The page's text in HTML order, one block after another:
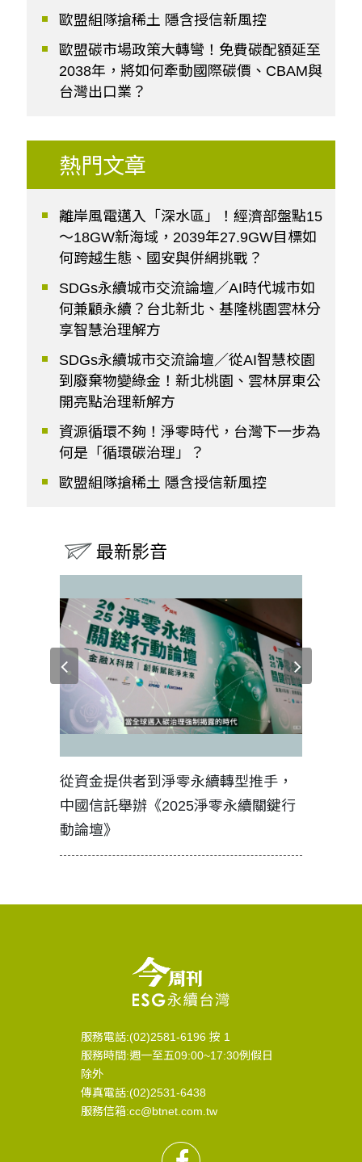
歐盟組隊搶稀土 隱含授信新風控
歐盟碳市場政策大轉彎！免費碳配額延至
2038年，將如何牽動國際碳價、CBAM與
台灣出口業？
熱門文章
離岸風電邁入「深水區」！經濟部盤點15
～18GW新海域，2039年27.9GW目標如
何跨越生態、國安與併網挑戰？
SDGs永續城市交流論壇／AI時代城市如
何兼顧永續？台北新北、基隆桃園雲林分
享智慧治理解方
SDGs永續城市交流論壇／從AI智慧校園
到廢棄物變綠金！新北桃園、雲林屏東公
開亮點治理新解方
資源循環不夠！淨零時代，台灣下一步為
何是「循環碳治理」？
歐盟組隊搶稀土 隱含授信新風控
最新影音
從資金提供者到淨零永續轉型推手，
中國信託舉辦《2025淨零永續關鍵行
動論壇》
服務電話:(02)2581-6196 按 1
服務時間:週一至五09:00~17:30例假日
除外
傳真電話:(02)2531-6438
服務信箱:cc@btnet.com.tw